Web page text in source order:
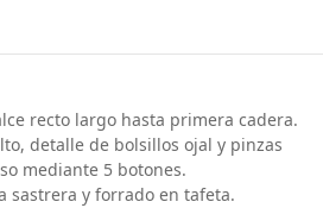
recto largo hasta primera cadera.
detalle de bolsillos ojal y pinzas
mediante 5 botones.
sastrera y forrado en tafeta.